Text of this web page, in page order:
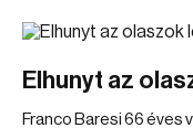
Elhunyt az
Franco Baresi 66 éves